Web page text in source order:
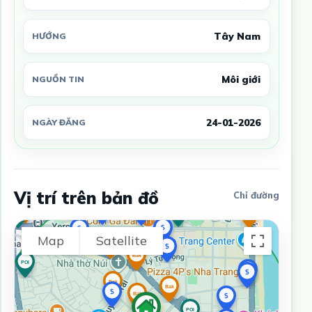
HƯỚNG Tây Nam
NGUỒN TIN Môi giới
NGÀY ĐĂNG 24-01-2026
Vị trí trên bản đồ Chỉ đường
Map Satellite